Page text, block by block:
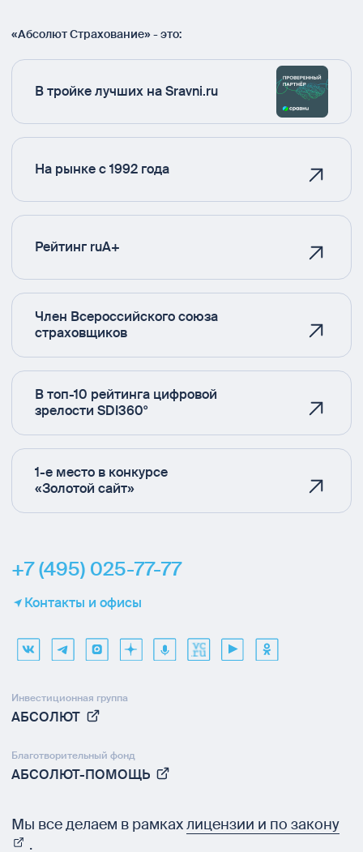
«Абсолют Страхование» - это:
В тройке лучших на Sravni.ru
На рынке с 1992 года
Рейтинг ruA+
Член Всероссийского союза
страховщиков
В топ-10 рейтинга цифровой
зрелости SDI360°
1-е место в конкурсе
«Золотой сайт»
+7 (495) 025-77-77
Контакты и офисы
Инвестиционная группа
АБСОЛЮТ
Благотворительный фонд
АБСОЛЮТ-ПОМОЩЬ
Мы все делаем в рамкахлицензии и по закону
.